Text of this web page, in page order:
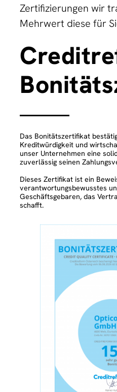
Zertifizierungen wir
Mehrwert diese für
Das Bonitätszertifikat
Kreditwürdigkeit und
unser Unternehmen eine
zuverlässig seinen
Dieses Zertifikat ist ein
verantwortungsbewusstes
Geschäftsgebaren, das
schafft.